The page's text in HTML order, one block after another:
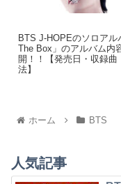
BTS J-HOPEのソロア
The Box」のアルバム内
開！！【発売日・収録曲
法】
ホーム BTS
人気記事